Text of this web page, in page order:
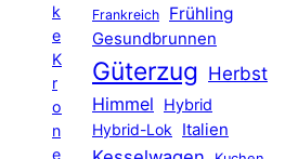
k
e
K
r
o
n
e
Frankreich Frühling
Gesundbrunnen
Güterzug Herbst
Himmel
Hybrid
Hybrid-Lok Italien